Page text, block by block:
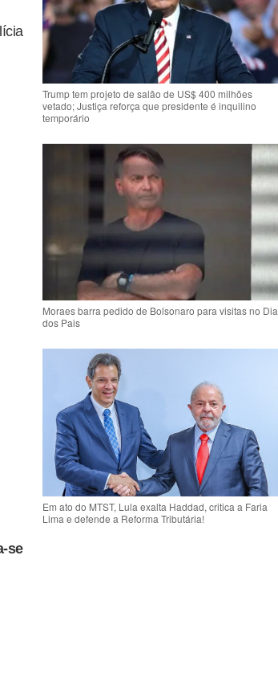
se
Trump tem projeto de salão de US$ 400 milhões
vetado; Justiça reforça que presidente é inquilino
temporário
Moraes barra pedido de Bolsonaro para visitas no Dia
dos Pais
Em ato do MTST, Lula exalta Haddad, critica a Faria
Lima e defende a Reforma Tributária!